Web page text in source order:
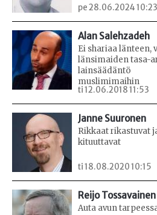
pe 28.06.2024 10:23
Alan Salehzadeh
Ei shariaa länteen,
länsimaiden tasa-
lainsäädäntö
muslimimaihin
ti 12.06.2018 11:53
Janne Suuronen
Rikkaat rikastuvat
kituuttavat
ti 18.08.2020 10:15
Reijo Tossavainen
Auta avun